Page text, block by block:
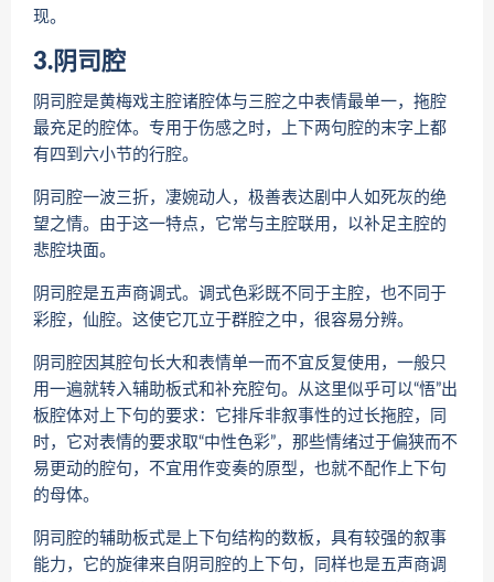
现。
3.阴司腔
阴司腔是黄梅戏主腔诸腔体与三腔之中表情最单一，拖腔
最充足的腔体。专用于伤感之时，上下两句腔的末字上都
有四到六小节的行腔。
阴司腔一波三折，凄婉动人，极善表达剧中人如死灰的绝
望之情。由于这一特点，它常与主腔联用，以补足主腔的
悲腔块面。
阴司腔是五声商调式。调式色彩既不同于主腔，也不同于
彩腔，仙腔。这使它兀立于群腔之中，很容易分辨。
阴司腔因其腔句长大和表情单一而不宜反复使用，一般只
用一遍就转入辅助板式和补充腔句。从这里似乎可以“悟”出
板腔体对上下句的要求：它排斥非叙事性的过长拖腔，同
时，它对表情的要求取“中性色彩”，那些情绪过于偏狭而不
易更动的腔句，不宜用作变奏的原型，也就不配作上下句
的母体。
阴司腔的辅助板式是上下句结构的数板，具有较强的叙事
能力，它的旋律来自阴司腔的上下句，同样也是五声商调